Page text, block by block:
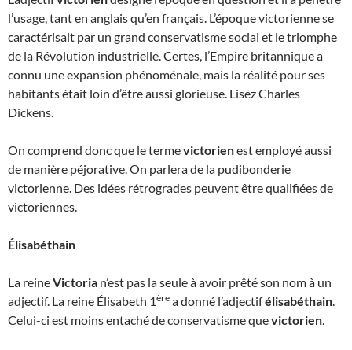
l’usage, tant en anglais qu’en français. L’époque victorienne se
caractérisait par un grand conservatisme social et le triomphe
de la Révolution industrielle. Certes, l’Empire britannique a
connu une expansion phénoménale, mais la réalité pour ses
habitants était loin d’être aussi glorieuse. Lisez Charles
Dickens.
On comprend donc que le termevictorienest employé aussi
de manière péjorative. On parlera de la pudibonderie
victorienne. Des idées rétrogrades peuvent être qualifiées de
victoriennes.
Élisabéthain
La reineVictoria n’est pas la seule à avoir prêté son nom à un
adjectif. La reine Élisabeth 1ère a donné l’adjectifélisabéthain.
Celui-ci est moins entaché de conservatisme quevictorien.